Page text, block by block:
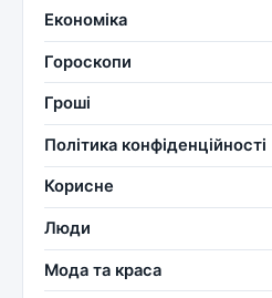
Економіка
Гороскопи
Гроші
Політика конфіденційності
Корисне
Люди
Мода та краса